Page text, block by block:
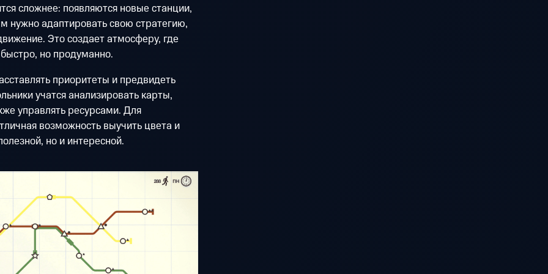
сложнее: появляются новые станции,
нужно адаптировать свою стратегию,
Это создает атмосферу, где
но продуманно.
приоритеты и предвидеть
учатся анализировать карты,
управлять ресурсами. Для
возможность выучить цвета и
но и интересной.